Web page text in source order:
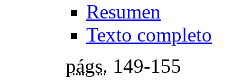
Resumen
Texto completo
págs. 149-155